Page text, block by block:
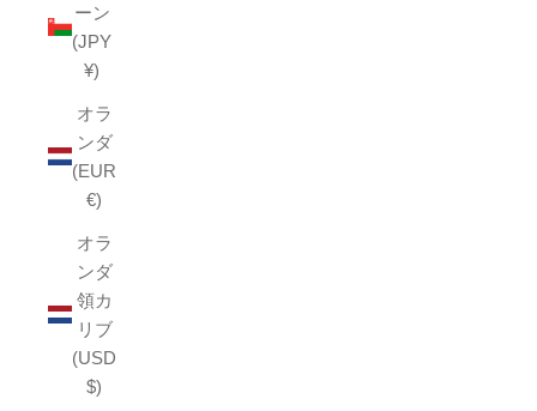
ーン
(JPY
¥)
オラ
ンダ
(EUR
€)
オラ
ンダ
領カ
リブ
(USD
$)